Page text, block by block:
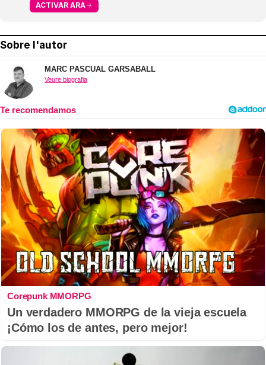
ACTIVAR ARA
Sobre l'autor
MARC PASCUAL GARSABALL
Veure biografia
Corepunk MMORPG
Un verdadero MMORPG de la vieja escuela
¡Cómo los de antes, pero mejor!